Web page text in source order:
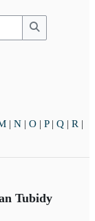
Search
| N | O | P| Q | R |
Tubidy